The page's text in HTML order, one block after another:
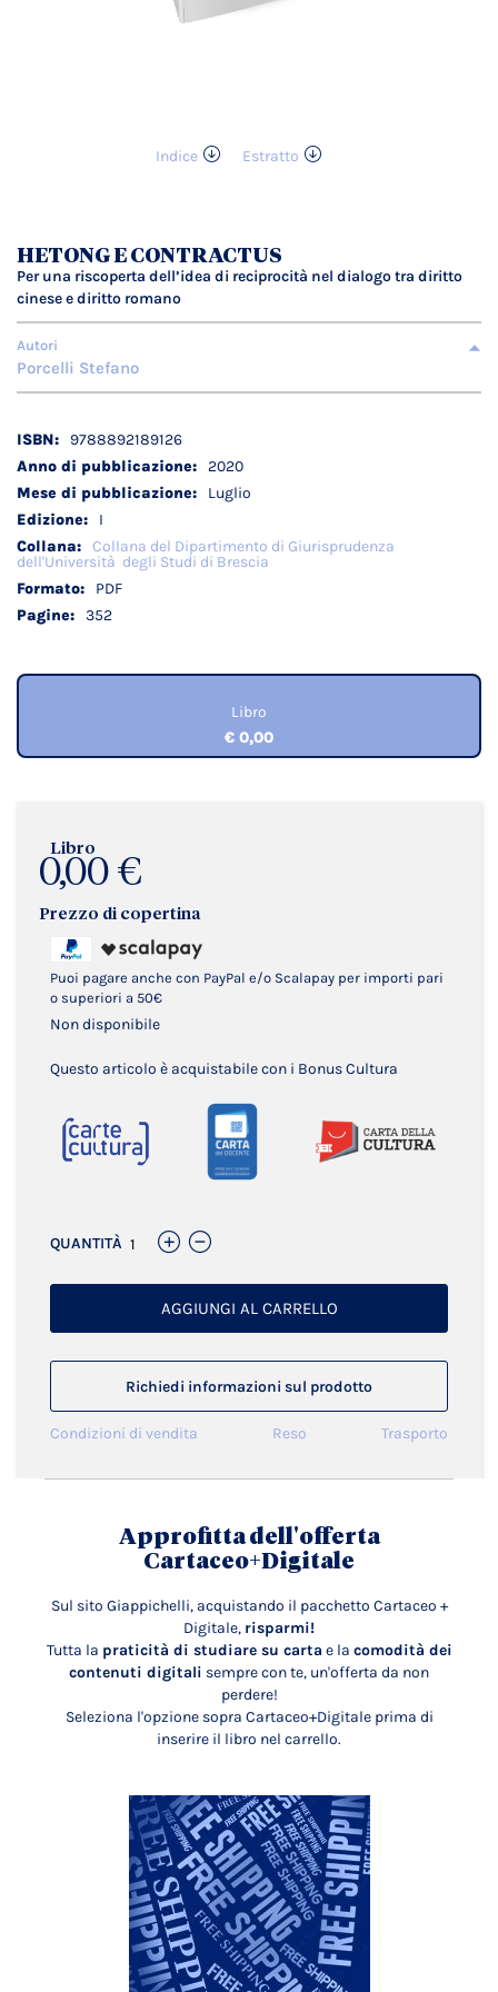
Indice
Estratto
galleria
di
immagini
Libro
0,00 €
Prezzo di copertina
Puoi pagare anche con PayPal e/o Scalapay per importi pari
o superiori a 50€
Non disponibile
Questo articolo è acquistabile con i Bonus Cultura
QUANTITÀ
AGGIUNGI AL CARRELLO
Richiedi informazioni sul prodotto
Condizioni di vendita Reso Trasporto
HETONG E CONTRACTUS
Per una riscoperta dell’idea di reciprocità nel dialogo tra diritto
cinese e diritto romano
Autori
Porcelli Stefano
Dettagli
tecnici
9788892189126
2020
Luglio
I
Collana del Dipartimento di Giurisprudenza
dell'Università degli Studi di Brescia
PDF
352
Libro
€ 0,00
Approfitta dell'offerta
Cartaceo+Digitale
Sul sito Giappichelli, acquistando il pacchetto Cartaceo +
Digitale, risparmi!
Tutta la praticità di studiare su carta e la comodità dei
contenuti digitali sempre con te, un'offerta da non
perdere!
Seleziona l'opzione sopra Cartaceo+Digitale prima di
inserire il libro nel carrello.